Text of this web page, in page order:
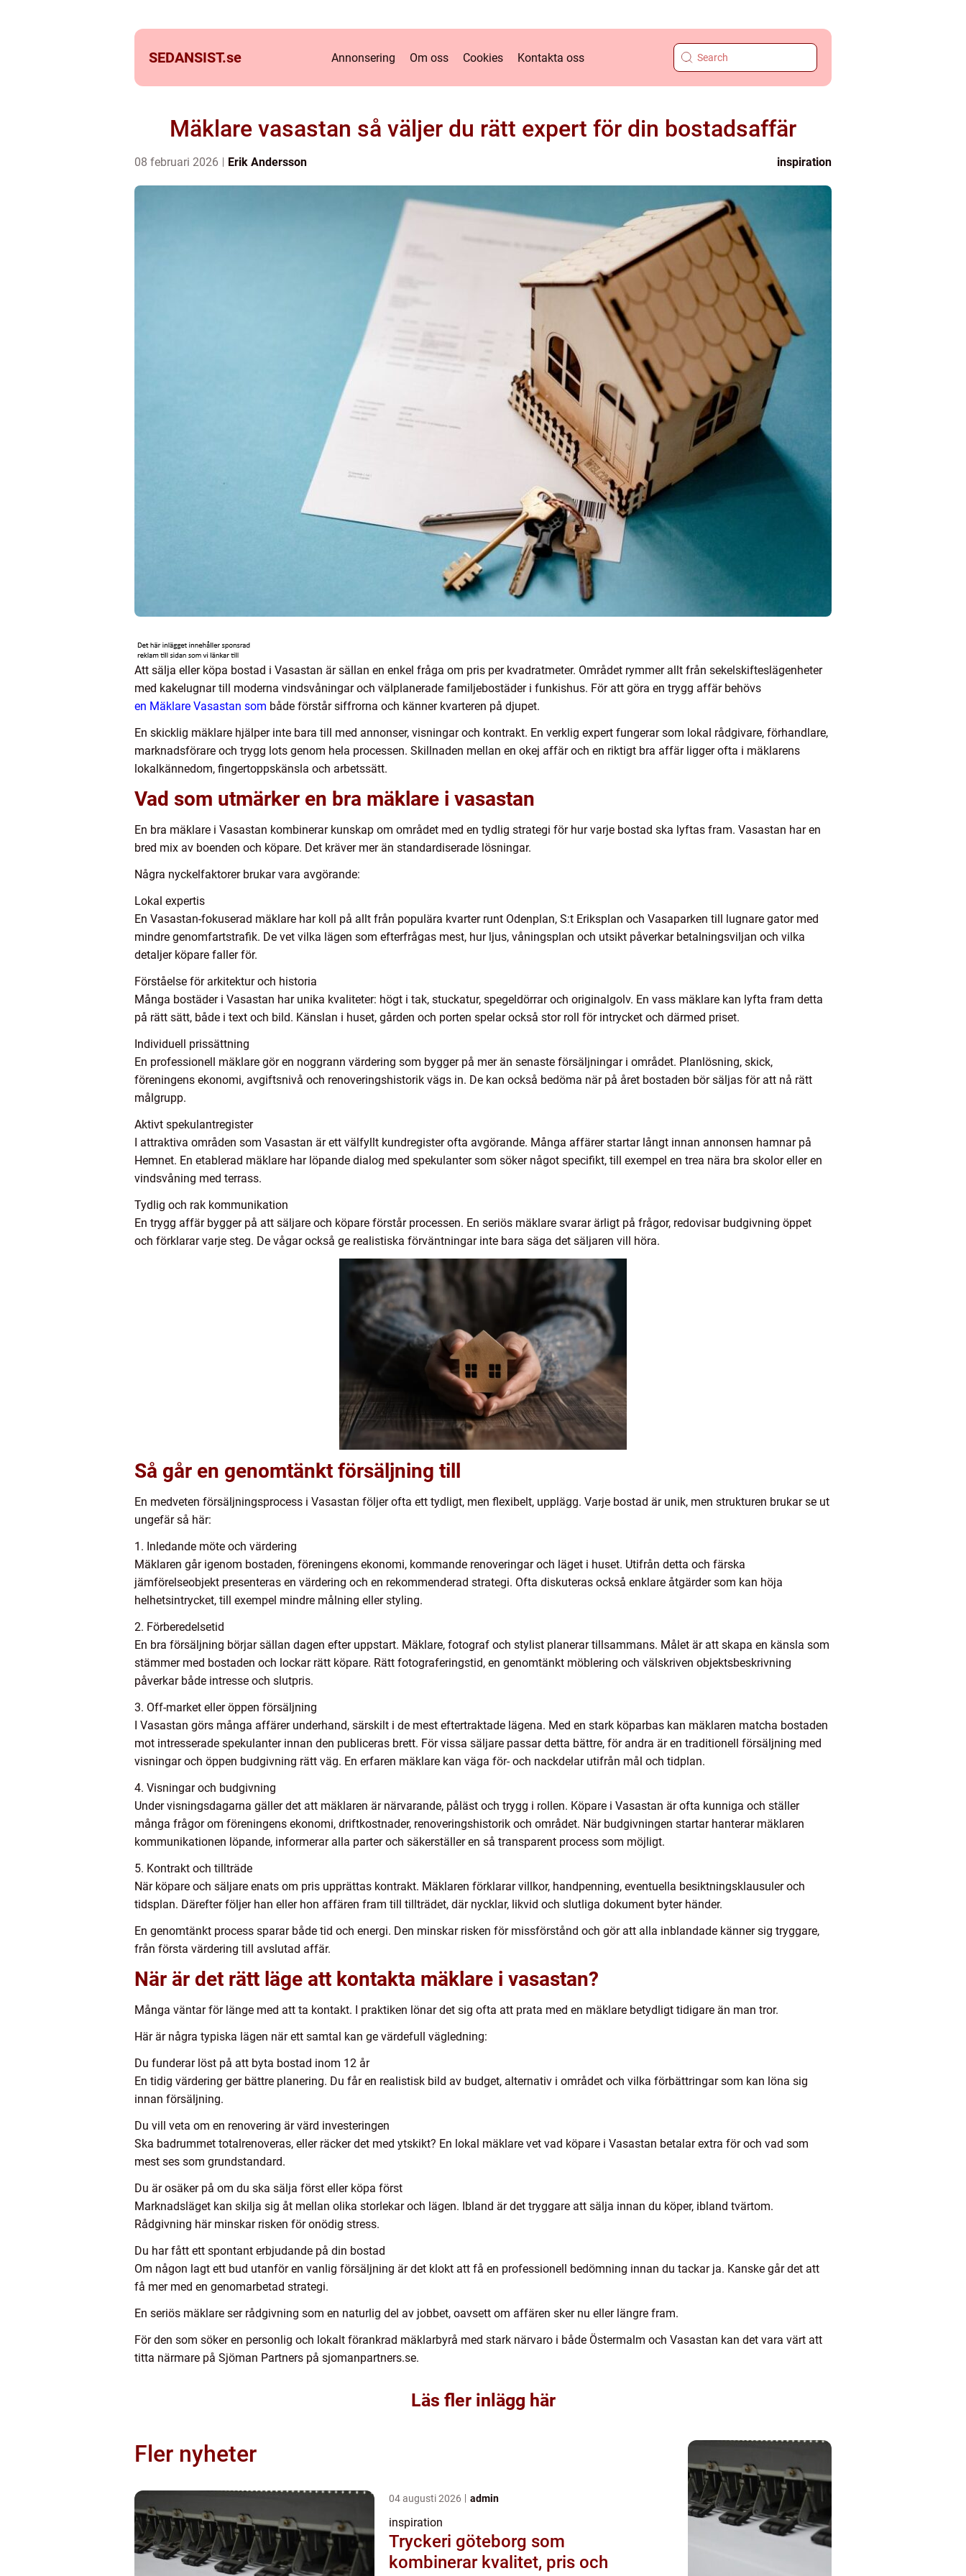
SEDANSIST.se Annonsering Om oss Cookies Kontakta oss
Mäklare vasastan så väljer du rätt expert för din bostadsaffär
08 februari 2026 Erik Andersson inspiration
Att sälja eller köpa bostad i Vasastan är sällan en enkel fråga om pris per kvadratmeter. Området rymmer allt från sekelskifteslägenheter
med kakelugnar till moderna vindsvåningar och välplanerade familjebostäder i funkishus. För att göra en trygg affär behövs
en Mäklare Vasastan som både förstår siffrorna och känner kvarteren på djupet.
En skicklig mäklare hjälper inte bara till med annonser, visningar och kontrakt. En verklig expert fungerar som lokal rådgivare, förhandlare,
marknadsförare och trygg lots genom hela processen. Skillnaden mellan en okej affär och en riktigt bra affär ligger ofta i mäklarens
lokalkännedom, fingertoppskänsla och arbetssätt.
Vad som utmärker en bra mäklare i vasastan
En bra mäklare i Vasastan kombinerar kunskap om området med en tydlig strategi för hur varje bostad ska lyftas fram. Vasastan har en
bred mix av boenden och köpare. Det kräver mer än standardiserade lösningar.
Några nyckelfaktorer brukar vara avgörande:
Lokal expertis
En Vasastan-fokuserad mäklare har koll på allt från populära kvarter runt Odenplan, S:t Eriksplan och Vasaparken till lugnare gator med
mindre genomfartstrafik. De vet vilka lägen som efterfrågas mest, hur ljus, våningsplan och utsikt påverkar betalningsviljan och vilka
detaljer köpare faller för.
Förståelse för arkitektur och historia
Många bostäder i Vasastan har unika kvaliteter: högt i tak, stuckatur, spegeldörrar och originalgolv. En vass mäklare kan lyfta fram detta
på rätt sätt, både i text och bild. Känslan i huset, gården och porten spelar också stor roll för intrycket och därmed priset.
Individuell prissättning
En professionell mäklare gör en noggrann värdering som bygger på mer än senaste försäljningar i området. Planlösning, skick,
föreningens ekonomi, avgiftsnivå och renoveringshistorik vägs in. De kan också bedöma när på året bostaden bör säljas för att nå rätt
målgrupp.
Aktivt spekulantregister
I attraktiva områden som Vasastan är ett välfyllt kundregister ofta avgörande. Många affärer startar långt innan annonsen hamnar på
Hemnet. En etablerad mäklare har löpande dialog med spekulanter som söker något specifikt, till exempel en trea nära bra skolor eller en
vindsvåning med terrass.
Tydlig och rak kommunikation
En trygg affär bygger på att säljare och köpare förstår processen. En seriös mäklare svarar ärligt på frågor, redovisar budgivning öppet
och förklarar varje steg. De vågar också ge realistiska förväntningar inte bara säga det säljaren vill höra.
Så går en genomtänkt försäljning till
En medveten försäljningsprocess i Vasastan följer ofta ett tydligt, men flexibelt, upplägg. Varje bostad är unik, men strukturen brukar se ut
ungefär så här:
1. Inledande möte och värdering
Mäklaren går igenom bostaden, föreningens ekonomi, kommande renoveringar och läget i huset. Utifrån detta och färska
jämförelseobjekt presenteras en värdering och en rekommenderad strategi. Ofta diskuteras också enklare åtgärder som kan höja
helhetsintrycket, till exempel mindre målning eller styling.
2. Förberedelsetid
En bra försäljning börjar sällan dagen efter uppstart. Mäklare, fotograf och stylist planerar tillsammans. Målet är att skapa en känsla som
stämmer med bostaden och lockar rätt köpare. Rätt fotograferingstid, en genomtänkt möblering och välskriven objektsbeskrivning
påverkar både intresse och slutpris.
3. Off-market eller öppen försäljning
I Vasastan görs många affärer underhand, särskilt i de mest eftertraktade lägena. Med en stark köparbas kan mäklaren matcha bostaden
mot intresserade spekulanter innan den publiceras brett. För vissa säljare passar detta bättre, för andra är en traditionell försäljning med
visningar och öppen budgivning rätt väg. En erfaren mäklare kan väga för- och nackdelar utifrån mål och tidplan.
4. Visningar och budgivning
Under visningsdagarna gäller det att mäklaren är närvarande, påläst och trygg i rollen. Köpare i Vasastan är ofta kunniga och ställer
många frågor om föreningens ekonomi, driftkostnader, renoveringshistorik och området. När budgivningen startar hanterar mäklaren
kommunikationen löpande, informerar alla parter och säkerställer en så transparent process som möjligt.
5. Kontrakt och tillträde
När köpare och säljare enats om pris upprättas kontrakt. Mäklaren förklarar villkor, handpenning, eventuella besiktningsklausuler och
tidsplan. Därefter följer han eller hon affären fram till tillträdet, där nycklar, likvid och slutliga dokument byter händer.
En genomtänkt process sparar både tid och energi. Den minskar risken för missförstånd och gör att alla inblandade känner sig tryggare,
från första värdering till avslutad affär.
När är det rätt läge att kontakta mäklare i vasastan?
Många väntar för länge med att ta kontakt. I praktiken lönar det sig ofta att prata med en mäklare betydligt tidigare än man tror.
Här är några typiska lägen när ett samtal kan ge värdefull vägledning:
Du funderar löst på att byta bostad inom 12 år
En tidig värdering ger bättre planering. Du får en realistisk bild av budget, alternativ i området och vilka förbättringar som kan löna sig
innan försäljning.
Du vill veta om en renovering är värd investeringen
Ska badrummet totalrenoveras, eller räcker det med ytskikt? En lokal mäklare vet vad köpare i Vasastan betalar extra för och vad som
mest ses som grundstandard.
Du är osäker på om du ska sälja först eller köpa först
Marknadsläget kan skilja sig åt mellan olika storlekar och lägen. Ibland är det tryggare att sälja innan du köper, ibland tvärtom.
Rådgivning här minskar risken för onödig stress.
Du har fått ett spontant erbjudande på din bostad
Om någon lagt ett bud utanför en vanlig försäljning är det klokt att få en professionell bedömning innan du tackar ja. Kanske går det att
få mer med en genomarbetad strategi.
En seriös mäklare ser rådgivning som en naturlig del av jobbet, oavsett om affären sker nu eller längre fram.
För den som söker en personlig och lokalt förankrad mäklarbyrå med stark närvaro i både Östermalm och Vasastan kan det vara värt att
titta närmare på Sjöman Partners på sjomanpartners.se.
Läs fler inlägg här
Fler nyheter
04 augusti 2026 admin
inspiration
Tryckeri göteborg som
kombinerar kvalitet, pris och